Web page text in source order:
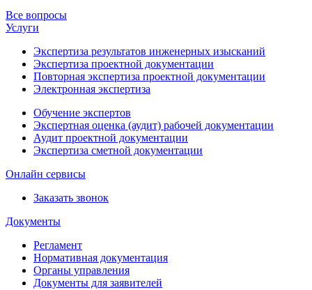
Все вопросы
Услуги
Экспертиза результатов инженерных изысканий
Экспертиза проектной документации
Повторная экспертиза проектной документации
Электронная экспертиза
Обучение экспертов
Экспертная оценка (аудит) рабочей документации
Аудит проектной документации
Экспертиза сметной документации
Онлайн сервисы
Заказать звонок
Документы
Регламент
Нормативная документация
Органы управления
Документы для заявителей